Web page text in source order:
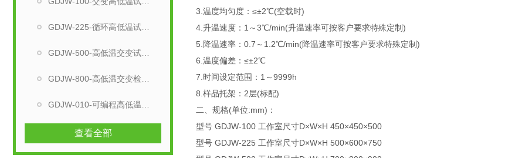
查看全部
3.温度均匀度：≤±2℃(空载时)
4.升温速度：1～3℃/min(升温速率可按客户要求特殊定制)
5.降温速率：0.7～1.2℃/min(降温速率可按客户要求特殊定制)
6.温度偏差：≤±2℃
7.时间设定范围：1～9999h
8.样品托架：2层(标配)
二、规格(单位:mm)：
型号 GDJW-100 工作室尺寸D×W×H 450×450×500
型号 GDJW-225 工作室尺寸D×W×H 500×600×750